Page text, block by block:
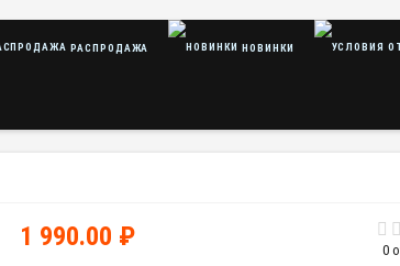
РАСПРОДАЖА НОВИНКИ
0
1 990.00 ₽